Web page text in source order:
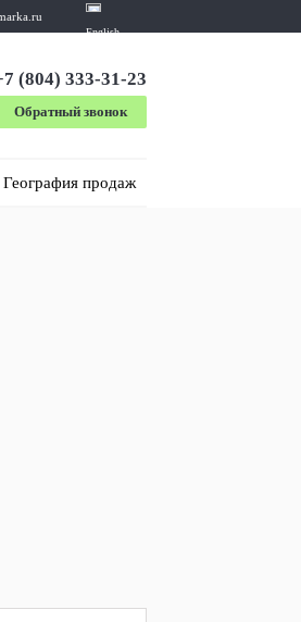
English
(804) 333-31-23
Обратный звонок
География продаж